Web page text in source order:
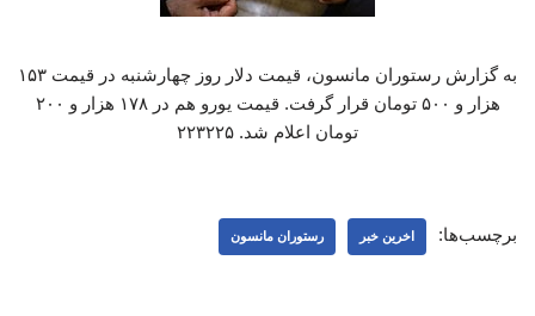
به گزارش رستوران مانسون، قیمت دلار روز چهارشنبه در قیمت ۱۵۳
هزار و ۵۰۰ تومان قرار گرفت. قیمت یورو هم در ۱۷۸ هزار و ۲۰۰
تومان اعلام شد. ۲۲۳۲۲۵
برچسب‌ها: اخرین خبر رستوران مانسون